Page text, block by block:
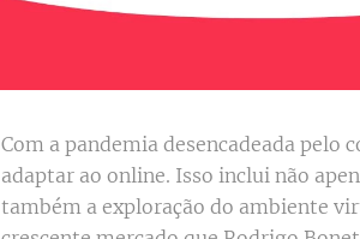
Com a pandemia desencadeada pelo
adaptar ao online. Isso inclui não
também a exploração do ambiente